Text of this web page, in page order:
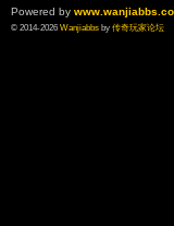
Powered by
© 2014-2026 Wanjiabbsby 传奇玩家论坛